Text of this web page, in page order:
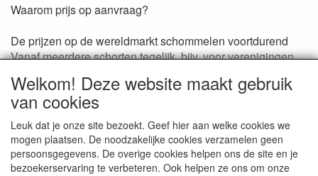
Waarom prijs op aanvraag?
De prijzen op de wereldmarkt schommelen voortdurend
Vanaf meerdere schorten tegelijk, bijv. voor verenigingen
Reviews
Er zijn geen reviews beschikbaar in de huidige taal
Schrijf een review
Welkom! Deze website maakt gebruik
van cookies
Leuk dat je onze site bezoekt. Geef hier aan welke cookies we
mogen plaatsen. De noodzakelijke cookies verzamelen geen
persoonsgegevens. De overige cookies helpen ons de site en je
bezoekerservaring te verbeteren. Ook helpen ze ons om onze